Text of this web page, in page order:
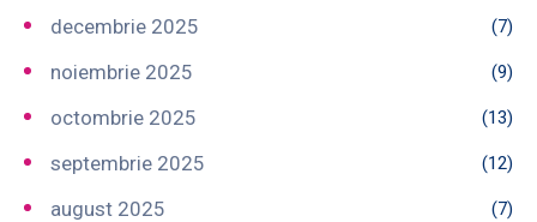
decembrie 2025 (7)
noiembrie 2025 (9)
octombrie 2025 (13)
septembrie 2025 (12)
august 2025 (7)